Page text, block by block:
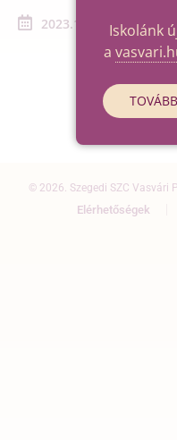
2023.12.08. -
© 2026. Szegedi SZC Vasvári
Elérhetőségek
Iskolánk
a